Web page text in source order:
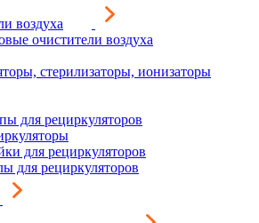
воздуха
очистители воздуха
стерилизаторы, ионизаторы
для рециркуляторов
для рециркуляторов
для рециркуляторов